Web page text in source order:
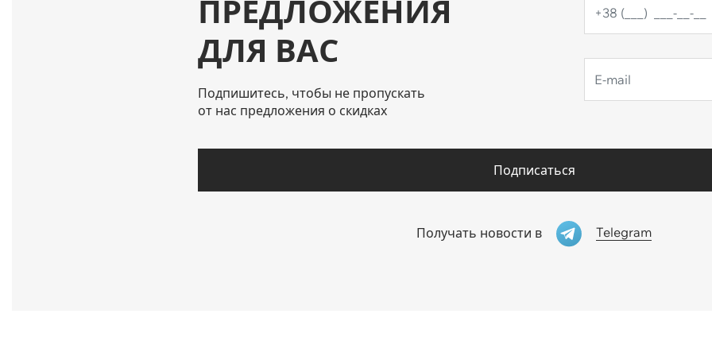
ПРЕДЛОЖЕНИЯ
ДЛЯ ВАС
Подпишитесь, чтобы не пропускать
от нас предложения о скидках
Подписаться
Получать новости в Telegram